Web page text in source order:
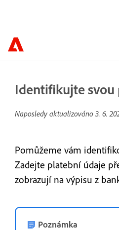
Identifikujte svou
Naposledy aktualizováno 3. 6.
Pomůžeme vám
Zadejte platební údaje
zobrazují na výpisu z
Poznámka